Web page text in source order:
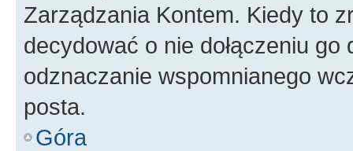
Zarządzania Kontem. Kiedy to
decydować o nie dołączeniu
odznaczanie wspomnianego
posta.
Góra